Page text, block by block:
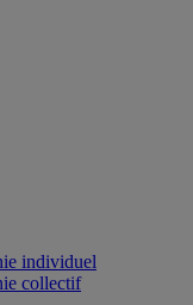
individuel
collectif